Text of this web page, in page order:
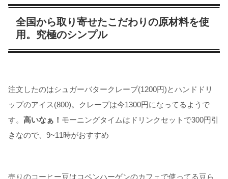
全国から取り寄せたこだわりの原材料を使
用。究極のシンプル
注文したのはシュガーバタークレープ(1200円)とハンドドリ
ップのアイス(800)。クレープは今1300円になってるようで
す。 高いなぁ！ モーニングタイムはドリンクセットで300円引
きなので、9~11時がおすすめ
売りのコーヒー豆はコペンハーゲンのカフェで使ってる豆ら